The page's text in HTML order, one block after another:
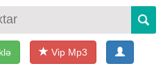
Vip Mp3